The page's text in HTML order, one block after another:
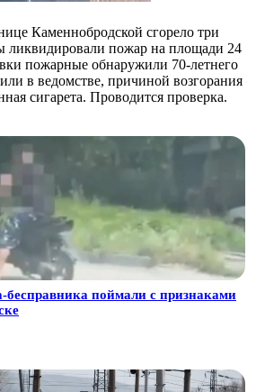
Каменнобродской сгорело три
ликвидировали пожар на площади 24
пожарные обнаружили 70-летнего
в ведомстве, причиной возгорания
сигарета. Проводится проверка.
бесправника поймали с признаками